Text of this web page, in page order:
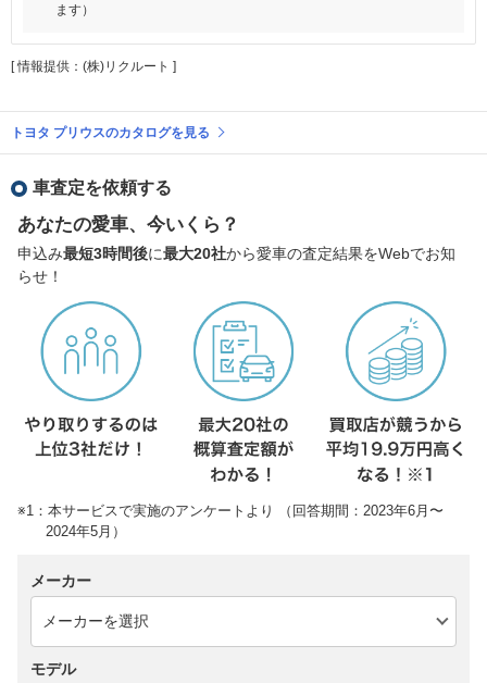
ます）
[ 情報提供：(株)リクルート ]
トヨタ プリウスのカタログを見る
車査定を依頼する
あなたの愛車、今いくら？
申込み最短3時間後に最大20社から愛車の査定結果をWebでお知
らせ！
※1：本サービスで実施のアンケートより （回答期間：2023年6月〜
2024年5月）
メーカー
モデル